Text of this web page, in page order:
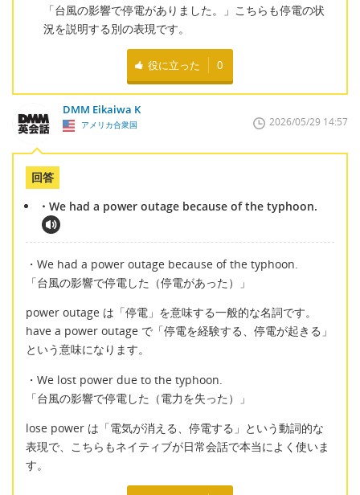
「台風の影響で停電がありました。」こちらも停電の状
況を説明する別の表現です。
役に立った 0
DMM Eikaiwa K
アメリカ合衆国 2026/05/29 14:57
回答
・We had a power outage because of the typhoon.
・We had a power outage because of the typhoon.
「台風の影響で停電した（停電があった）」
power outage は「停電」を意味する一般的な名詞です。
have a power outage で「停電を経験する、停電が起きる」
という意味になります。
・We lost power due to the typhoon.
「台風の影響で停電した（電力を失った）」
lose power は「電気が消える、停電する」という動詞的な
表現で、こちらもネイティブが日常会話で本当によく使いま
す。